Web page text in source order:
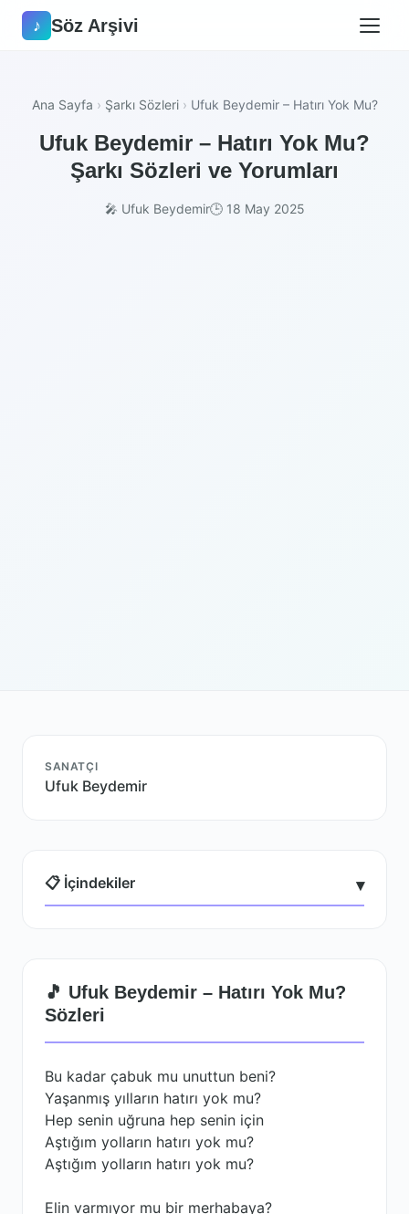
♪ Söz Arşivi
Ana Sayfa › Şarkı Sözleri › Ufuk Beydemir – Hatırı Yok Mu?
Ufuk Beydemir – Hatırı Yok Mu?
Şarkı Sözleri ve Yorumları
🎤 Ufuk Beydemir🕒 18 May 2025
SANATÇI
Ufuk Beydemir
📋 İçindekiler ▾
🎵 Ufuk Beydemir – Hatırı Yok Mu?
Sözleri
Bu kadar çabuk mu unuttun beni?
Yaşanmış yılların hatırı yok mu?
Hep senin uğruna hep senin için
Aştığım yolların hatırı yok mu?
Aştığım yolların hatırı yok mu?
Elin varmıyor mu bir merhabaya?